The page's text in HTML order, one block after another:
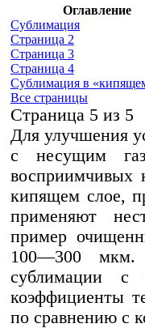
Оглавление
Сублимация
Страница 2
Страница 3
Страница 4
Сублимация в
Все страницы
Cтраница 5 из 5
Для улучшения
с несущим
восприимчивых
кипящем слое,
применяют
пример
100—300 мкм.
сублимации с
коэффициенты
по сравнению с